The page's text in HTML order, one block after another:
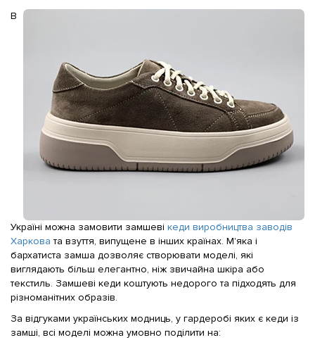
В
Україні можна замовити замшеві кеди виробництва заводів
Харкова та взуття, випущене в інших країнах. М'яка і
бархатиста замша дозволяє створювати моделі, які
виглядають більш елегантно, ніж звичайна шкіра або
текстиль. Замшеві кеди коштують недорого та підходять для
різноманітних образів.
За відгуками українських модниць, у гардеробі яких є кеди із
замші, всі моделі можна умовно поділити на: